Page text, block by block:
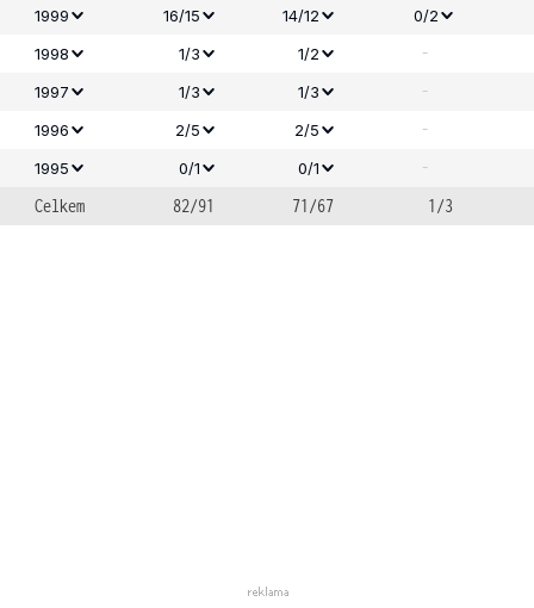
1999
16/15 14/12
0/2
1998
1/3 1/2 -
1997 1/3 1/3 -
1996 2/5 2/5 -
1995 0/1 0/1
-
Celkem
82/91 71/67 1/3